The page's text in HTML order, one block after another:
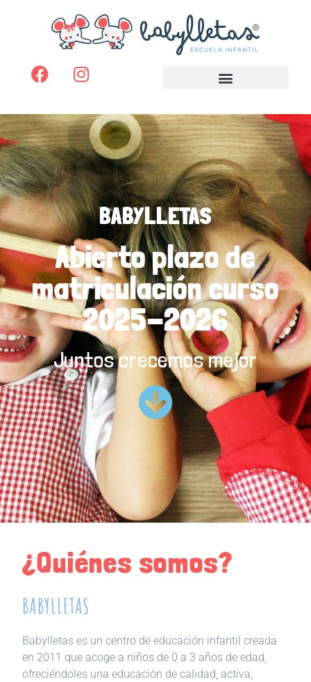
BABYLLETAS
Abierto plazo de
matriculación curso
2025-2026
Juntos crecemos mejor
¿Quiénes somos?
BABYLLETAS
Babylletas es un centro de educación infantil creada
en 2011 que acoge a niños de 0 a 3 años de edad,
ofreciéndoles una educación de calidad, activa,